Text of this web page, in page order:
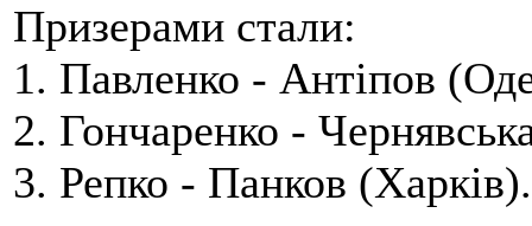
Призерами стали:
1. Павленко - Антіпов
2. Гончаренко -
3. Репко - Панков (Харків).